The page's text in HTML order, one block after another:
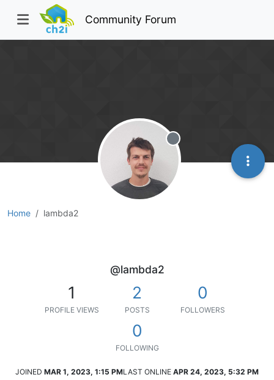
Community Forum
Home lambda2
Offline
@lambda2
1
PROFILE VIEWS
2
POSTS
0
FOLLOWERS
0
FOLLOWING
JOINED MAR 1, 2023, 1:15 PMLAST ONLINE APR 24, 2023, 5:32 PM